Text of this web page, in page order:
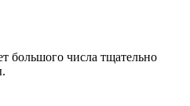
большого числа тщательно